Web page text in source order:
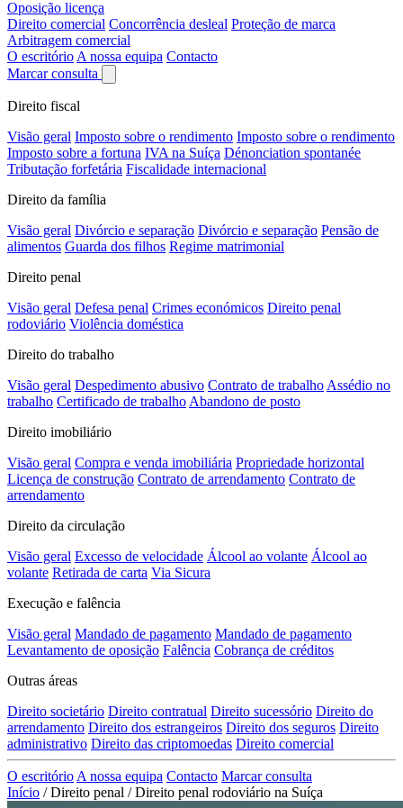
Oposição licença
Direito comercial Concorrência desleal Proteção de marca
Arbitragem comercial
O escritório A nossa equipa Contacto
Marcar consulta
Direito fiscal
Visão geral Imposto sobre o rendimento Imposto sobre o rendimento
Imposto sobre a fortuna IVA na Suíça Dénonciation spontanée
Tributação forfetária Fiscalidade internacional
Direito da família
Visão geral Divórcio e separação Divórcio e separação Pensão de
alimentos Guarda dos filhos Regime matrimonial
Direito penal
Visão geral Defesa penal Crimes económicos Direito penal
rodoviário Violência doméstica
Direito do trabalho
Visão geral Despedimento abusivo Contrato de trabalho Assédio no
trabalho Certificado de trabalho Abandono de posto
Direito imobiliário
Visão geral Compra e venda imobiliária Propriedade horizontal
Licença de construção Contrato de arrendamento Contrato de
arrendamento
Direito da circulação
Visão geral Excesso de velocidade Álcool ao volante Álcool ao
volante Retirada de carta Via Sicura
Execução e falência
Visão geral Mandado de pagamento Mandado de pagamento
Levantamento de oposição Falência Cobrança de créditos
Outras áreas
Direito societário Direito contratual Direito sucessório Direito do
arrendamento Direito dos estrangeiros Direito dos seguros Direito
administrativo Direito das criptomoedas Direito comercial
O escritório A nossa equipa Contacto Marcar consulta
Início / Direito penal / Direito penal rodoviário na Suíça